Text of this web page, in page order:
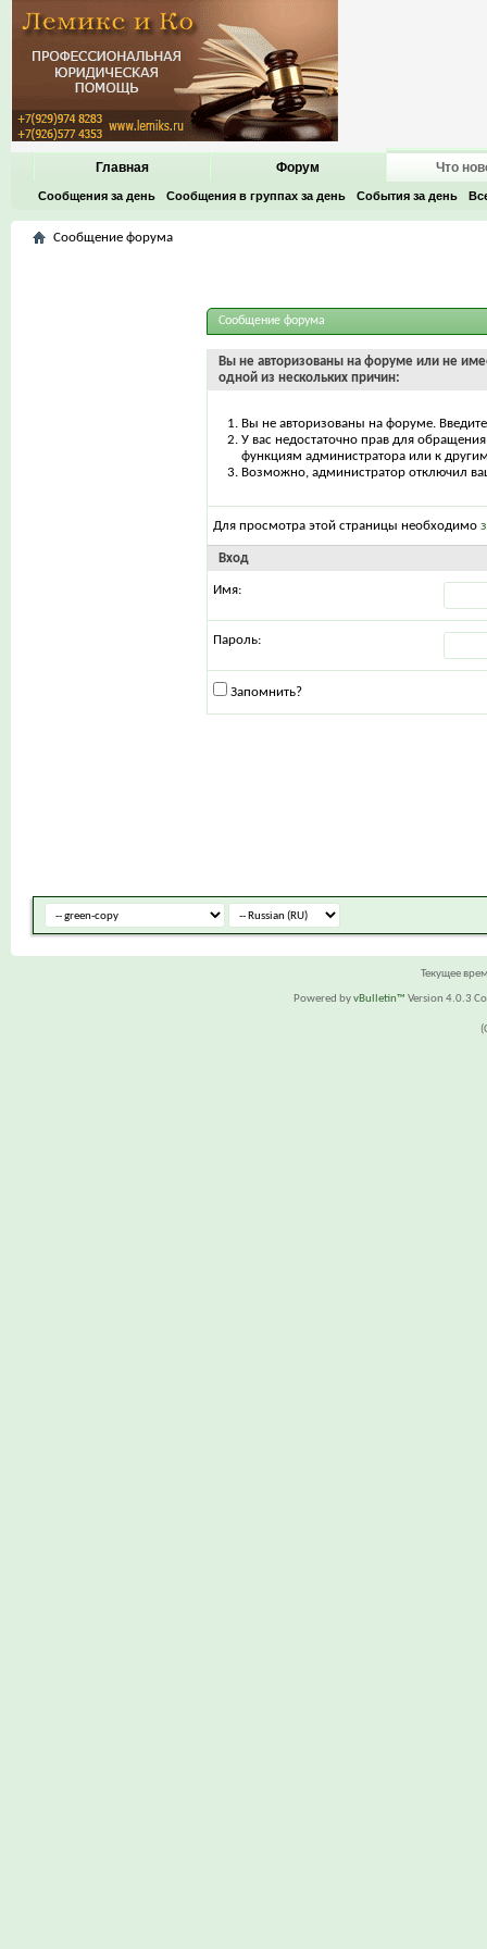
Главная Форум Что
Сообщения за день Сообщения в группах за день События за день
Сообщение форума
Сообщение форума
Вы не авторизованы на форуме или не
одной из нескольких причин:
Вы не авторизованы на форуме.
У вас недостаточно прав для
функциям администратора или к
Возможно, администратор отключил
Для просмотра этой страницы необходимо
Вход
Имя:
Пароль:
Запомнить?
Текущее
Powered byvBulletin™ Version 4.0.3